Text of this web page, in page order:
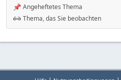
Angeheftetes Thema
Thema, das Sie beobachten